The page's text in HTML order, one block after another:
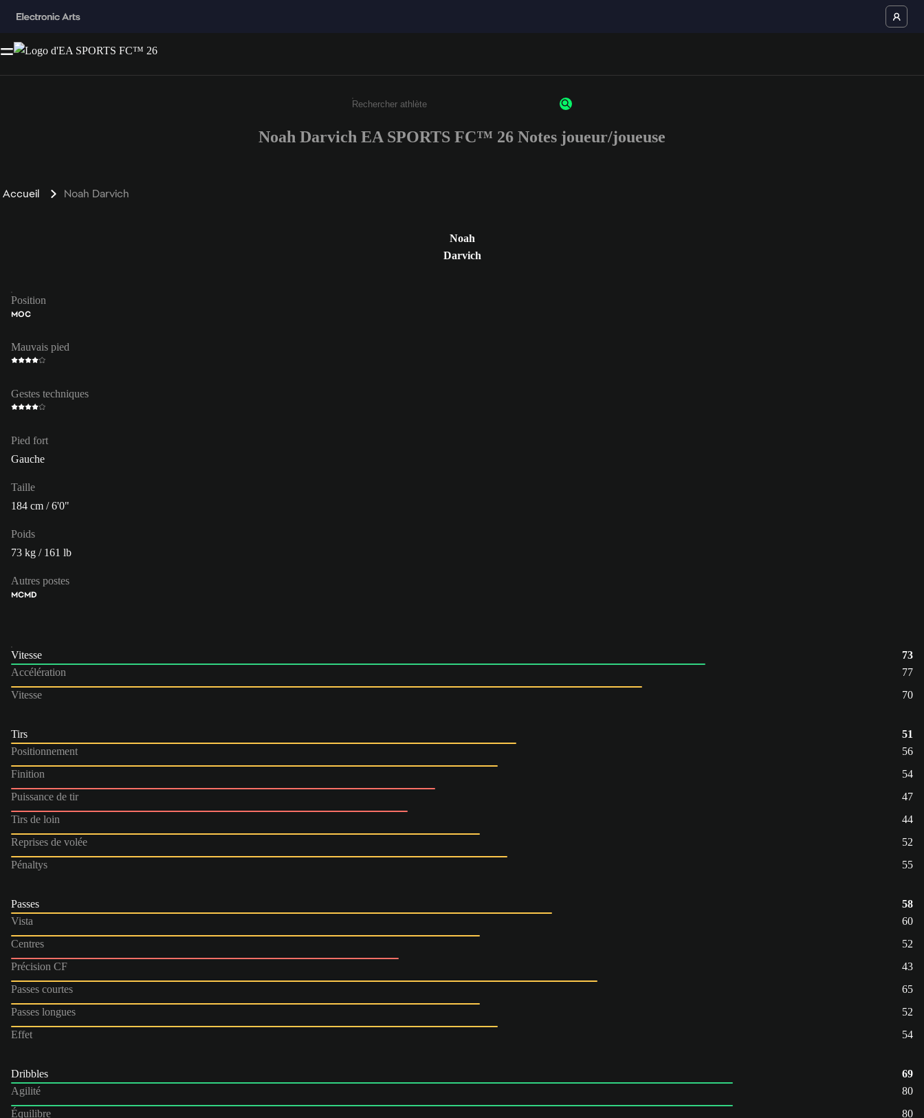
Saisissez au moins 3 caractères ou chiffres.
Noah Darvich EA SPORTS FC™ 26 Notes joueur/joueuse
Accueil Noah Darvich
Noah
Darvich
Position
MOC
Mauvais pied
Gestes techniques
Pied fort
Gauche
Taille
184 cm / 6'0"
Poids
73 kg / 161 lb
Autres postes
MCMD
Vitesse
73
Accélération
77
Vitesse
70
Tirs
51
Positionnement
56
Finition
54
Puissance de tir
47
Tirs de loin
44
Reprises de volée
52
Pénaltys
55
Passes
58
Vista
60
Centres
52
Précision CF
43
Passes courtes
65
Passes longues
52
Effet
54
Dribbles
69
Agilité
80
Équilibre
80